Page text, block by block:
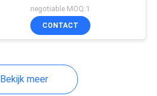
Duim 25ft lassen lengte
negotiable MOQ:1
CONTACT
Bekijk meer